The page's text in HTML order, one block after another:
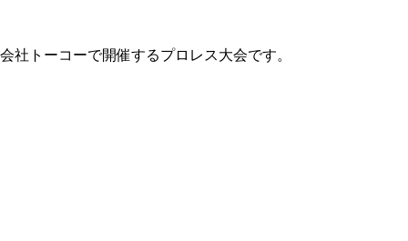
社トーコーで開催するプロレス大会です。